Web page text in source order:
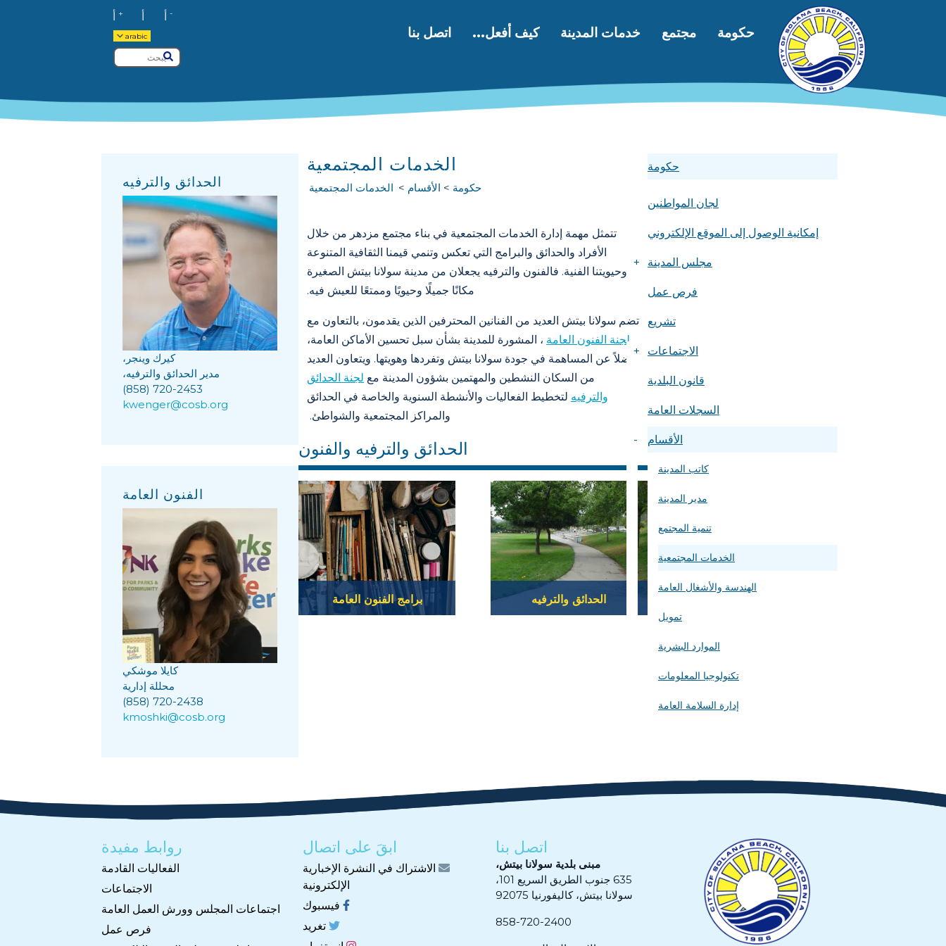
تجاوز إلى المحتوى الرئيسي
التنقل الرئيسي
حكومة مجتمع خدمات المدينة كيف أفعل... اتصل بنا
- أ أ + أ
arabic
يبحث يُقدِّم
حكومة
لجان المواطنين
إمكانية الوصول إلى الموقع الإلكتروني
+ مجلس المدينة
فرص عمل
تشريع
+ الاجتماعات
قانون البلدية
السجلات العامة
- الأقسام
كاتب المدينة
مدير المدينة
تنمية المجتمع
الخدمات المجتمعية
الهندسة والأشغال العامة
تمويل
الموارد البشرية
تكنولوجيا المعلومات
إدارة السلامة العامة
الخدمات المجتمعية
حكومة الأقسام الخدمات المجتمعية
تتمثل مهمة إدارة الخدمات المجتمعية في بناء مجتمع مزدهر من خلال
الأفراد والحدائق والبرامج التي تعكس وتنمي قيمنا الثقافية المتنوعة
وحيويتنا الفنية. فالفنون والترفيه يجعلان من مدينة سولانا بيتش الصغيرة
مكانًا جميلًا وحيويًا وممتعًا للعيش فيه.
تضم سولانا بيتش العديد من الفنانين المحترفين الذين يقدمون، بالتعاون مع
لجنة الفنون العامة ، المشورة للمدينة بشأن سبل تحسين الأماكن العامة،
فضلاً عن المساهمة في جودة سولانا بيتش وتفردها وهويتها. ويتعاون العديد
من السكان النشطين والمهتمين بشؤون المدينة مع لجنة الحدائق
والترفيه لتخطيط الفعاليات والأنشطة السنوية والخاصة في الحدائق
والمراكز المجتمعية والشواطئ.
الحدائق والترفيه والفنون
الحدائق والترفيه برامج الفنون العامة
الحدائق والترفيه
كيرك وينجر،
مدير الحدائق والترفيه،
(858) 720-2453
kwenger@cosb.org
الفنون العامة
كايلا موشكي
محللة إدارية
(858) 720-2438
kmoshki@cosb.org
اتصل بنا
مبنى بلدية سولانا بيتش،
635 جنوب الطريق السريع 101،
سولانا بيتش، كاليفورنيا 92075
858-720-2400
ابقَ على اتصال
الاشتراك في النشرة الإخبارية
الإلكترونية
فيسبوك
تغريد
روابط مفيدة
الفعاليات القادمة
الاجتماعات
اجتماعات المجلس وورش العمل العامة
فرص عمل